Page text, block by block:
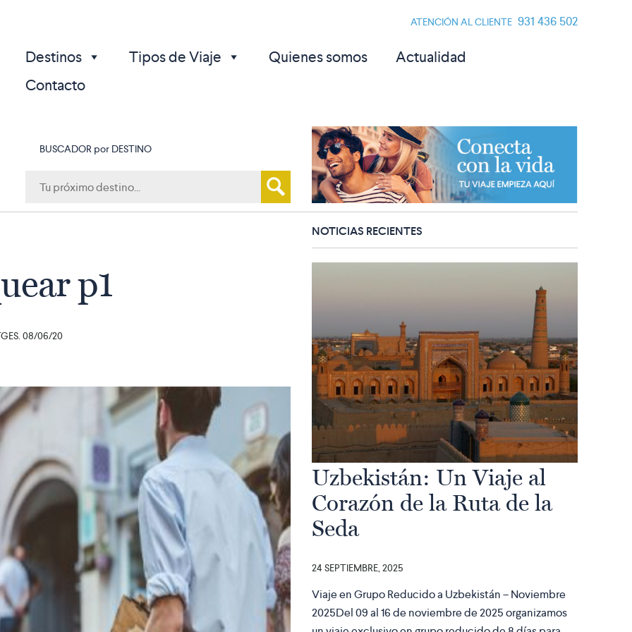
ATENCIÓN AL CLIENTE 931 436 502
Destinos Tipos de Viaje Quienes somos
Actualidad
Contacto
BUSCADOR por DESTINO
p
p1
08/06/20
NOTICIAS RECIENTES
Uzbekistán: Un Viaje al
Corazón de la Ruta de la
Seda
24 SEPTIEMBRE, 2025
Viaje en Grupo Reducido a Uzbekistán – Noviembre
2025Del 09 al 16 de noviembre de 2025 organizamos